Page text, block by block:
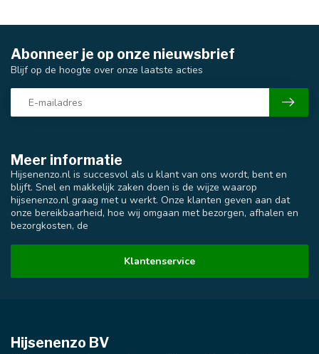
Meer informatie
Hijsenenzo.nl is succesvol als u klant van ons wordt, bent en
blijft. Snel en makkelijk zaken doen is de wijze waarop
hijsenenzo.nl graag met u werkt. Onze klanten geven aan dat
onze bereikbaarheid, hoe wij omgaan met bezorgen, afhalen en
bezorgkosten, de
Klantenservice
Abonneer je op onze nieuwsbrief
Blijf op de hoogte over onze laatste acties
Hijsenenzo BV